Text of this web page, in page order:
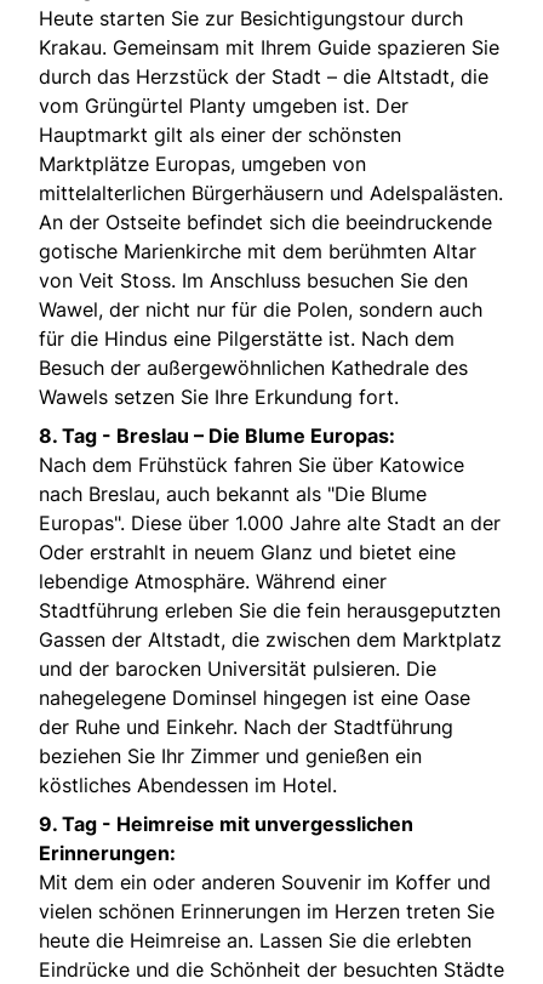
Heute starten Sie zur Besichtigungstour durch
Krakau. Gemeinsam mit Ihrem Guide spazieren Sie
durch das Herzstück der Stadt – die Altstadt, die
vom Grüngürtel Planty umgeben ist. Der
Hauptmarkt gilt als einer der schönsten
Marktplätze Europas, umgeben von
mittelalterlichen Bürgerhäusern und Adelspalästen.
An der Ostseite befindet sich die beeindruckende
gotische Marienkirche mit dem berühmten Altar
von Veit Stoss. Im Anschluss besuchen Sie den
Wawel, der nicht nur für die Polen, sondern auch
für die Hindus eine Pilgerstätte ist. Nach dem
Besuch der außergewöhnlichen Kathedrale des
Wawels setzen Sie Ihre Erkundung fort.
8. Tag - Breslau – Die Blume Europas:
Nach dem Frühstück fahren Sie über Katowice
nach Breslau, auch bekannt als "Die Blume
Europas". Diese über 1.000 Jahre alte Stadt an der
Oder erstrahlt in neuem Glanz und bietet eine
lebendige Atmosphäre. Während einer
Stadtführung erleben Sie die fein herausgeputzten
Gassen der Altstadt, die zwischen dem Marktplatz
und der barocken Universität pulsieren. Die
nahegelegene Dominsel hingegen ist eine Oase
der Ruhe und Einkehr. Nach der Stadtführung
beziehen Sie Ihr Zimmer und genießen ein
köstliches Abendessen im Hotel.
9. Tag - Heimreise mit unvergesslichen
Erinnerungen:
Mit dem ein oder anderen Souvenir im Koffer und
vielen schönen Erinnerungen im Herzen treten Sie
heute die Heimreise an. Lassen Sie die erlebten
Eindrücke und die Schönheit der besuchten Städte